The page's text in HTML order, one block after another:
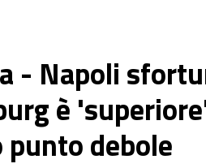
- Napoli
è
punto debole